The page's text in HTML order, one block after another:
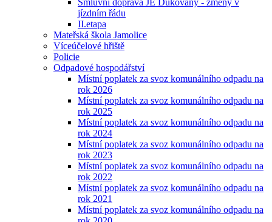
Smluvní doprava JE Dukovany - změny v
jízdním řádu
II.etapa
Mateřská škola Jamolice
Víceúčelové hřiště
Policie
Odpadové hospodářství
Místní poplatek za svoz komunálního odpadu na
rok 2026
Místní poplatek za svoz komunálního odpadu na
rok 2025
Místní poplatek za svoz komunálního odpadu na
rok 2024
Místní poplatek za svoz komunálního odpadu na
rok 2023
Místní poplatek za svoz komunálního odpadu na
rok 2022
Místní poplatek za svoz komunálního odpadu na
rok 2021
Místní poplatek za svoz komunálního odpadu na